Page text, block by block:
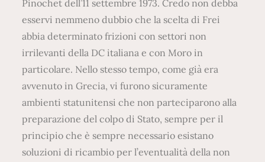
Pinochet dell’11 settembre 1973. Credo non debba
esservi nemmeno dubbio che la scelta di Frei
abbia determinato frizioni con settori non
irrilevanti della DC italiana e con Moro in
particolare. Nello stesso tempo, come già era
avvenuto in Grecia, vi furono sicuramente
ambienti statunitensi che non parteciparono alla
preparazione del colpo di Stato, sempre per il
principio che è sempre necessario esistano
soluzioni di ricambio per l’eventualità della non